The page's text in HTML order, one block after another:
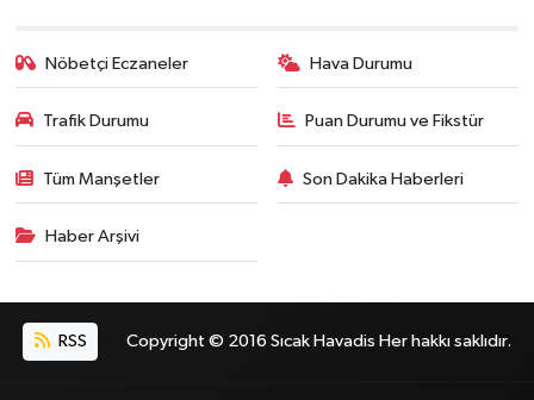
Nöbetçi Eczaneler Hava Durumu
Trafik Durumu Puan Durumu ve Fikstür
Tüm Manşetler Son Dakika Haberleri
Haber Arşivi
RSS Copyright © 2016 Sıcak Havadis Her hakkı saklıdır.